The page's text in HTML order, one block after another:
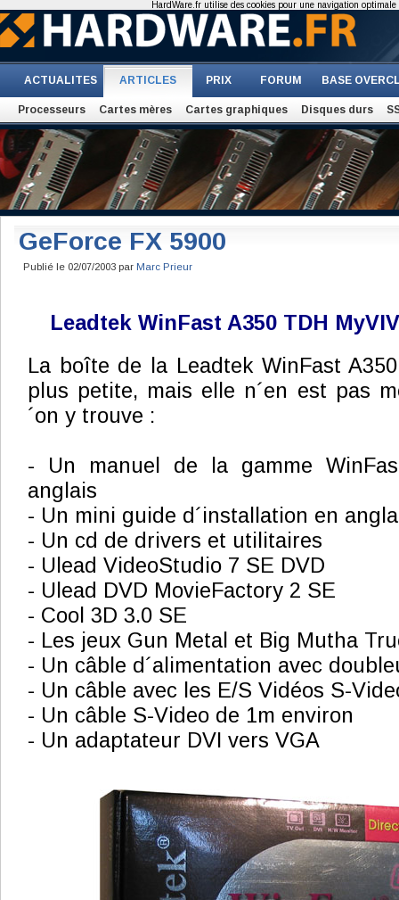
ACTUALITES ARTICLES PRIX FORUM BASE
Processeurs Cartes mères Cartes graphiques Disques durs
GeForce FX 5900
Publié le 02/07/2003 par Marc Prieur
Leadtek WinFast A350 TDH
La boîte de la Leadtek WinFast
plus petite, mais elle n´en est pas
´on y trouve :
- Un manuel de la gamme
anglais
- Un mini guide d´installation en
- Un cd de drivers et utilitaires
- Ulead VideoStudio 7 SE DVD
- Ulead DVD MovieFactory 2 SE
- Cool 3D 3.0 SE
- Les jeux Gun Metal et Big Mutha
- Un câble d´alimentation avec
- Un câble avec les E/S Vidéos S-
- Un câble S-Video de 1m environ
- Un adaptateur DVI vers VGA
HardWare.fr utilise des cookies pour une navigation